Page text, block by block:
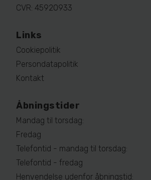
CVR: 45920933
Links
Cookiepolitik
Persondatapolitik
Kontakt
Åbningstider
Mandag til torsdag:
Fredag
Telefontid - mandag til torsdag:
Telefontid - fredag
Henvendelse udenfor åbningstid: